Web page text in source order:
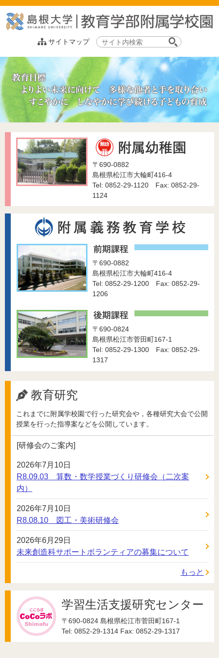
このページの本文へ
サイトマップ
サ
イ
内
索:
〒690-0882
島根県松江市大輪町416-4
Tel: 0852-29-1120 Fax: 0852-29-
1124
〒690-0882
島根県松江市大輪町416-4
Tel: 0852-29-1200 Fax: 0852-29-
1206
〒690-0824
島根県松江市菅田町167-1
Tel: 0852-29-1300 Fax: 0852-29-
1317
教育研究
これまでに附属学校園で行った研究会や，各種研究大会で公開
授業を行った指導案などを公開しています。
[研修会のご案内]
2026年7月10日
R8.09.03 算数・数学授業づくり研修会（二次案
内）
2026年7月10日
R8.08.10 図工・美術研修会
2026年6月29日
未来創造科サポートボランティアの募集について
もっと
学習生活支援研究センター
〒690-0824 島根県松江市菅田町167-1
Tel: 0852-29-1314 Fax: 0852-29-1317